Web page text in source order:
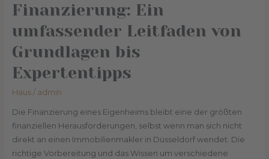
Finanzierung: Ein
umfassender Leitfaden von
Grundlagen bis
Expertentipps
Haus/ admin
Die Finanzierung eines Eigenheims bleibt eine der größten
finanziellen Herausforderungen, selbst wenn man sich nicht
direkt an einen Immobilienmakler in Düsseldorf wendet. Die
richtige Vorbereitung und das Wissen um verschiedene